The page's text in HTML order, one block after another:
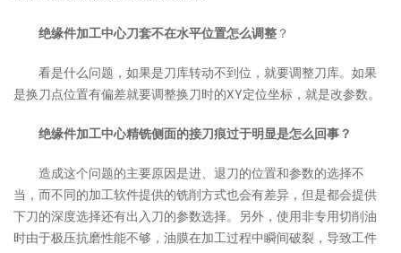
绝缘件加工中心刀套不在水平位置怎么调整 ？
看是什么问题，如果是刀库转动不到位，就要调整刀库。如果
是换刀点位置有偏差就要调整换刀时的XY定位坐标，就是改参数。
绝缘件加工中心精铣侧面的接刀痕过于明显是怎么回事？
造成这个问题的主要原因是进、退刀的位置和参数的选择不
当，而不同的加工软件提供的铣削方式也会有差异，但是都会提供
下刀的深度选择还有出入刀的参数选择。另外，使用非专用切削油
时由于极压抗磨性能不够，油膜在加工过程中瞬间破裂，导致工件